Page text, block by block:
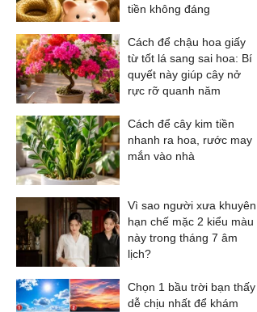
tiền không đáng
Cách để chậu hoa giấy
từ tốt lá sang sai hoa: Bí
quyết này giúp cây nở
rực rỡ quanh năm
Cách để cây kim tiền
nhanh ra hoa, rước may
mắn vào nhà
Vì sao người xưa khuyên
hạn chế mặc 2 kiểu màu
này trong tháng 7 âm
lịch?
Chọn 1 bầu trời bạn thấy
dễ chịu nhất để khám